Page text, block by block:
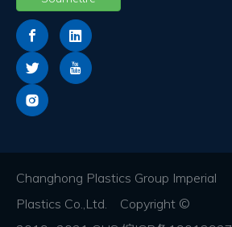
Changhong Plastics Group Imperial
Plastics Co.,Ltd. Copyright ©